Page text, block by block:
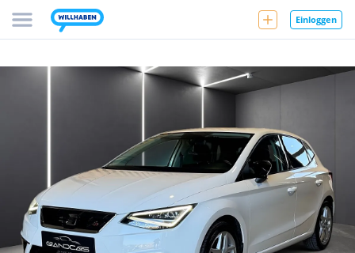
Einloggen